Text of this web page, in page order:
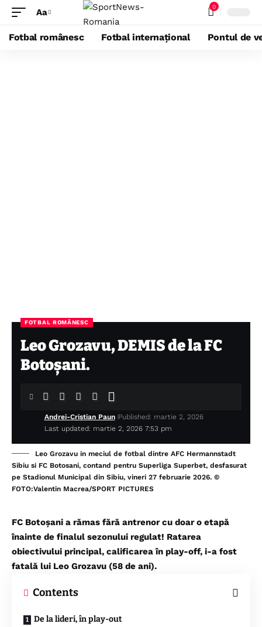
Aa 0
Fotbal românesc Fotbal internațional Pontul de
FOTBAL ROMÂNESC
Leo Grozavu, DEMIS de la FC
Botoșani.
Last updated: martie 2, 2026 7:53 pm
Andrei-Cristian Paun Published: martie 2, 2026
Leo Grozavu in meciul de fotbal dintre AFC Hermannstadt
Sibiu si FC Botosani, contand pentru Superliga Superbet, desfasurat
pe Stadionul Municipal din Sibiu, vineri 27 februarie 2026. ©
FOTO:Valentin Macrea/SPORT PICTURES
FC Botoșani a rămas fără antrenor cu doar o etapă
înainte de finalul sezonului regulat! Ratarea
obiectivului principal, calificarea în play-off, i-a fost
fatală lui Leo Grozavu (58 de ani).
Contents
De la lideri, în play-out